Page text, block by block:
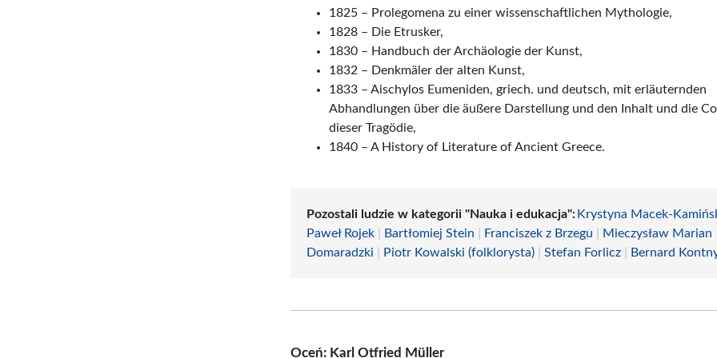
1825 – Prolegomena zu einer wissenschaftlichen Mythologie,
1828 – Die Etrusker,
1830 – Handbuch der Archäologie der Kunst,
1832 – Denkmäler der alten Kunst,
1833 – Aischylos Eumeniden, griech. und deutsch, mit erläuternden
Abhandlungen über die äußere Darstellung und den Inhalt und die
dieser Tragödie,
1840 – A History of Literature of Ancient Greece.
Pozostali ludzie w kategorii "Nauka i edukacja":Krystyna Macek-
Paweł Rojek
Bartłomiej Stein Franciszek z Brzegu
Mieczysław Marian
Domaradzki
Piotr Kowalski (folklorysta) |Stefan Forlicz Bernard
Oceń: Karl Otfried Müller